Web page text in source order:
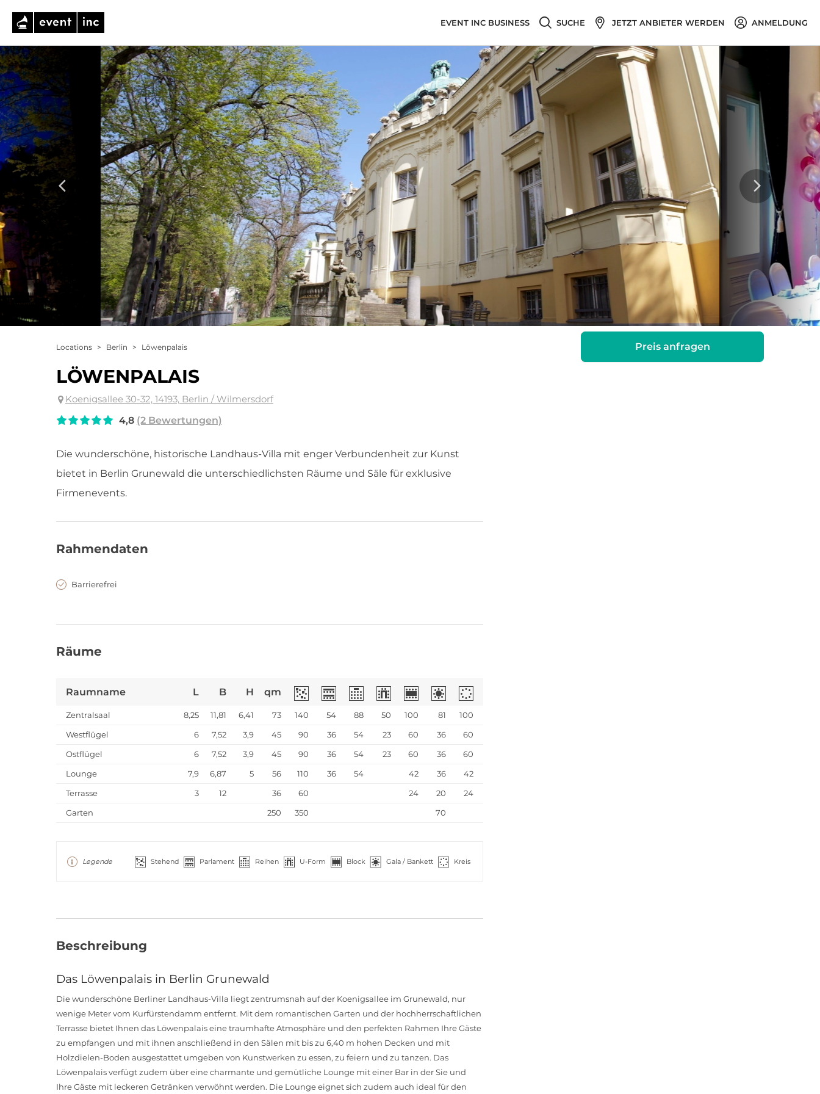
EVENT INC BUSINESS SUCHE JETZT ANBIETER WERDEN ANMELDUNG
Locations > Berlin > Löwenpalais Preis anfragen
LÖWENPALAIS
Koenigsallee 30-32, 14193, Berlin / Wilmersdorf
4,8 (2 Bewertungen)
Die wunderschöne, historische Landhaus-Villa mit enger Verbundenheit zur Kunst
bietet in Berlin Grunewald die unterschiedlichsten Räume und Säle für exklusive
Firmenevents.
Rahmendaten
Barrierefrei
Räume
Raumname L B H qm
Zentralsaal 8,25 11,81 6,41 73 140 54 88 50 100 81
100
Westflügel
6 7,52 3,9 45 90 36 54 23 60 36
60
Ostflügel
6 7,52 3,9 45 90 36 54 23 60 36
60
Lounge
7,9 6,87 5 56 110 36 54 42 36
42
Terrasse
3 12 36 60 24 20
24
Garten
250 350 70
Legende Stehend Parlament Reihen U-Form Block Gala / Bankett Kreis
Beschreibung
Das Löwenpalais in Berlin Grunewald
Die wunderschöne Berliner Landhaus-Villa liegt zentrumsnah auf der Koenigsallee im Grunewald, nur
wenige Meter vom Kurfürstendamm entfernt. Mit dem romantischen Garten und der hochherrschaftlichen
Terrasse bietet Ihnen das Löwenpalais eine traumhafte Atmosphäre und den perfekten Rahmen Ihre Gäste
zu empfangen und mit ihnen anschließend in den Sälen mit bis zu 6,40 m hohen Decken und mit
Holzdielen-Boden ausgestattet umgeben von Kunstwerken zu essen, zu feiern und zu tanzen. Das
Löwenpalais verfügt zudem über eine charmante und gemütliche Lounge mit einer Bar in der Sie und
Ihre Gäste mit leckeren Getränken verwöhnt werden. Die Lounge eignet sich zudem auch ideal für den